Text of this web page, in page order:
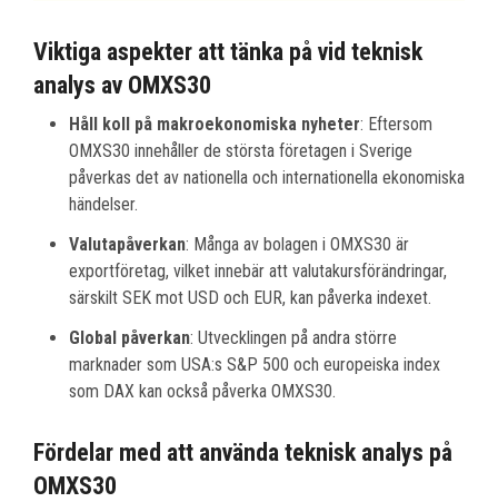
Viktiga aspekter att tänka på vid teknisk
analys av OMXS30
Håll koll på makroekonomiska nyheter: Eftersom
OMXS30 innehåller de största företagen i Sverige
påverkas det av nationella och internationella ekonomiska
händelser.
Valutapåverkan: Många av bolagen i OMXS30 är
exportföretag, vilket innebär att valutakursförändringar,
särskilt SEK mot USD och EUR, kan påverka indexet.
Global påverkan: Utvecklingen på andra större
marknader som USA:s S&P 500 och europeiska index
som DAX kan också påverka OMXS30.
Fördelar med att använda teknisk analys på
OMXS30